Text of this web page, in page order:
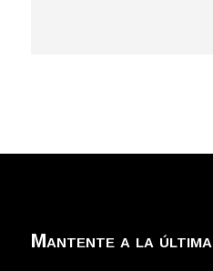
Mantente a la última